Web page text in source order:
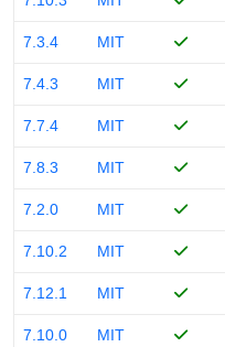
7.3.4 MIT
7.4.3 MIT
7.7.4 MIT
7.8.3 MIT
7.2.0 MIT
7.10.2 MIT
7.12.1 MIT
7.10.0 MIT